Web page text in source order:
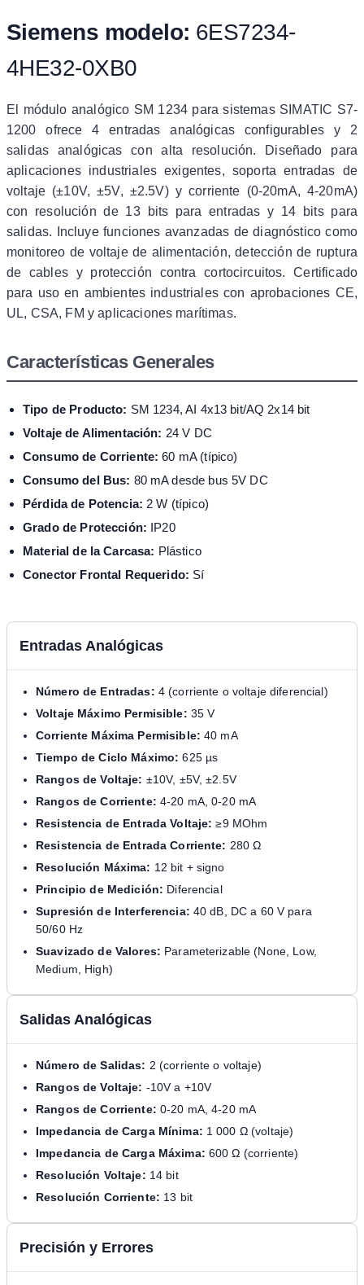
Siemens modelo: 6ES7234-
4HE32-0XB0
El módulo analógico SM 1234 para sistemas SIMATIC S7-
1200 ofrece 4 entradas analógicas configurables y 2
salidas analógicas con alta resolución. Diseñado para
aplicaciones industriales exigentes, soporta entradas de
voltaje (±10V, ±5V, ±2.5V) y corriente (0-20mA, 4-20mA)
con resolución de 13 bits para entradas y 14 bits para
salidas. Incluye funciones avanzadas de diagnóstico como
monitoreo de voltaje de alimentación, detección de ruptura
de cables y protección contra cortocircuitos. Certificado
para uso en ambientes industriales con aprobaciones CE,
UL, CSA, FM y aplicaciones marítimas.
Características Generales
Tipo de Producto: SM 1234, AI 4x13 bit/AQ 2x14 bit
Voltaje de Alimentación: 24 V DC
Consumo de Corriente: 60 mA (típico)
Consumo del Bus: 80 mA desde bus 5V DC
Pérdida de Potencia: 2 W (típico)
Grado de Protección: IP20
Material de la Carcasa: Plástico
Conector Frontal Requerido: Sí
Entradas Analógicas
Número de Entradas: 4 (corriente o voltaje diferencial)
Voltaje Máximo Permisible: 35 V
Corriente Máxima Permisible: 40 mA
Tiempo de Ciclo Máximo: 625 µs
Rangos de Voltaje: ±10V, ±5V, ±2.5V
Rangos de Corriente: 4-20 mA, 0-20 mA
Resistencia de Entrada Voltaje: ≥9 MOhm
Resistencia de Entrada Corriente: 280 Ω
Resolución Máxima: 12 bit + signo
Principio de Medición: Diferencial
Supresión de Interferencia: 40 dB, DC a 60 V para
50/60 Hz
Suavizado de Valores: Parameterizable (None, Low,
Medium, High)
Salidas Analógicas
Número de Salidas: 2 (corriente o voltaje)
Rangos de Voltaje: -10V a +10V
Rangos de Corriente: 0-20 mA, 4-20 mA
Impedancia de Carga Mínima: 1 000 Ω (voltaje)
Impedancia de Carga Máxima: 600 Ω (corriente)
Resolución Voltaje: 14 bit
Resolución Corriente: 13 bit
Precisión y Errores